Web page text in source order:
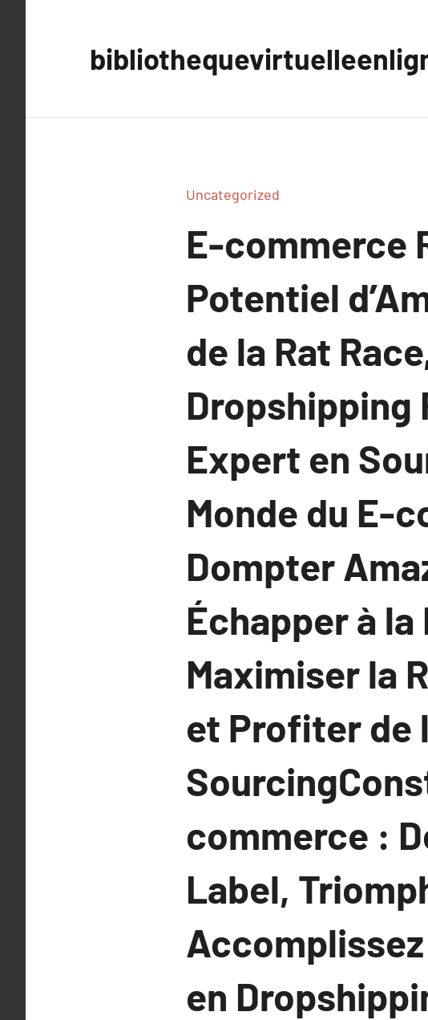
Uncategorized
E-commerce
Potentiel
de la Rat
Dropshipping
Expert en
Monde du E-
Dompter
Échapper à
Maximiser la
et Profiter de
commerce :
Label,
en